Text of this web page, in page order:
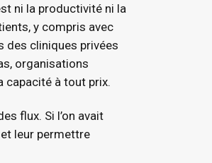
ni la productivité ni la
y compris avec
des cliniques privées
organisations
capacité à tout prix.
flux. Si l’on avait
leur permettre